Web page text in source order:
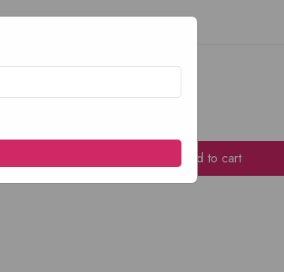
Add to cart